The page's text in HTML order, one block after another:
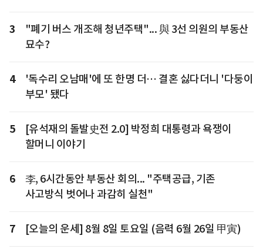
3
"폐기 버스 개조해 청년주택"... 與 3선 의원의 부동산
묘수?
4
'독수리 오남매'에 또 한명 더… 결혼 싫다더니 '다둥이
부모' 됐다
5
[유석재의 돌발史전 2.0] 박정희 대통령과 욕쟁이
할머니 이야기
6
李, 6시간동안 부동산 회의... "주택공급, 기존
사고방식 벗어나 과감히 실천"
7 [오늘의 운세] 8월 8일 토요일 (음력 6월 26일 甲寅)